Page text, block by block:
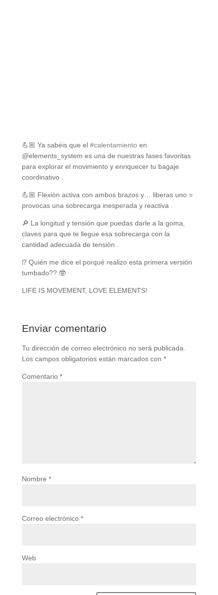
💪🏼 Ya sabéis que el #calentamiento en
@elements_system es una de nuestras fases favoritas
para explorar el movimiento y enriquecer tu bagaje
coordinativo .
💪🏼 Flexiòn activa con ambos brazos y… liberas uno =
provocas una sobrecarga inesperada y reactiva .
🔎 La longitud y tensiòn que puedas darle a la goma,
claves para que te llegue esa sobrecarga con la
cantidad adecuada de tensiòn .
⁉️ Quién me dice el porqué realizo esta primera versiòn
tumbado?? 🤓
LIFE IS MOVEMENT, LOVE ELEMENTS!
Enviar comentario
Tu dirección de correo electrónico no será publicada.
Los campos obligatorios están marcados con *
Comentario *
Nombre *
Correo electrónico *
Web